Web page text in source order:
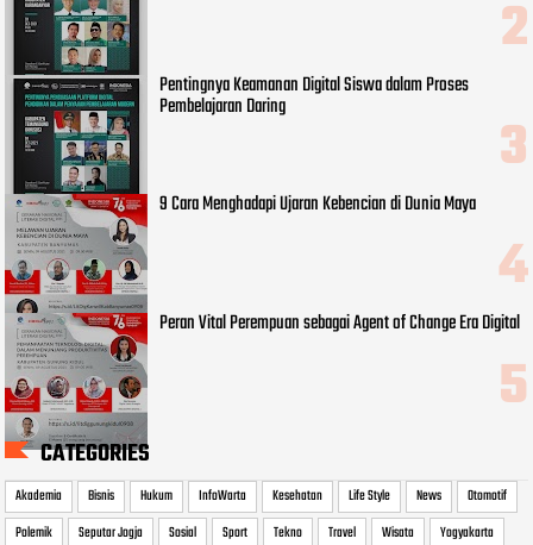
Pentingnya Keamanan Digital Siswa dalam Proses
Pembelajaran Daring
9 Cara Menghadapi Ujaran Kebencian di Dunia Maya
Peran Vital Perempuan sebagai Agent of Change Era Digital
CATEGORIES
Akademia Bisnis Hukum InfoWarta Kesehatan Life Style News
Otomotif
Polemik
Seputar Jogja Sosial Sport Tekno Travel Wisata Yogyakarta